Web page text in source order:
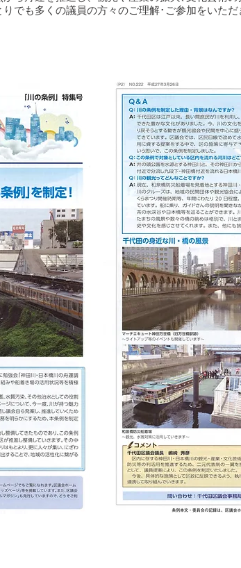
でも多くの議員の方々のご理解･ご参加をいただ